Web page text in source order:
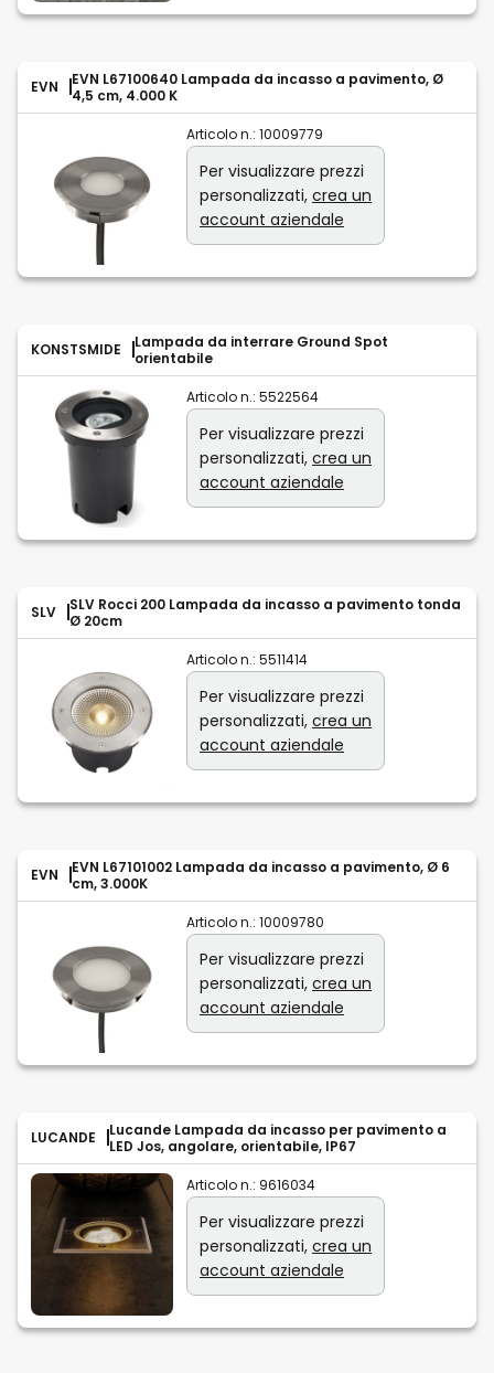
EVN
EVN L67100640 Lampada da incasso a pavimento, Ø
4,5 cm, 4.000 K
Articolo n.: 10009779
Per visualizzare prezzi
personalizzati, crea un
account aziendale
KONSTSMIDE
Lampada da interrare Ground Spot
orientabile
Articolo n.: 5522564
Per visualizzare prezzi
personalizzati, crea un
account aziendale
SLV
SLV Rocci 200 Lampada da incasso a pavimento tonda
Ø 20cm
Articolo n.: 5511414
Per visualizzare prezzi
personalizzati, crea un
account aziendale
EVN
EVN L67101002 Lampada da incasso a pavimento, Ø 6
cm, 3.000K
Articolo n.: 10009780
Per visualizzare prezzi
personalizzati, crea un
account aziendale
LUCANDE
Lucande Lampada da incasso per pavimento a
LED Jos, angolare, orientabile, IP67
Articolo n.: 9616034
Per visualizzare prezzi
personalizzati, crea un
account aziendale